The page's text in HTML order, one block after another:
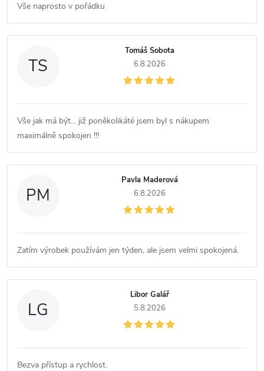
Vše naprosto v pořádku
TS
Tomáš Sobota
6.8.2026
Vše jak má být... již poněkolikáté jsem byl s nákupem
maximálně spokojen !!!
PM
Pavla Maderová
6.8.2026
Zatím výrobek používám jen týden, ale jsem velmi spokojená.
LG
Libor Galář
5.8.2026
Bezva přístup a rychlost.